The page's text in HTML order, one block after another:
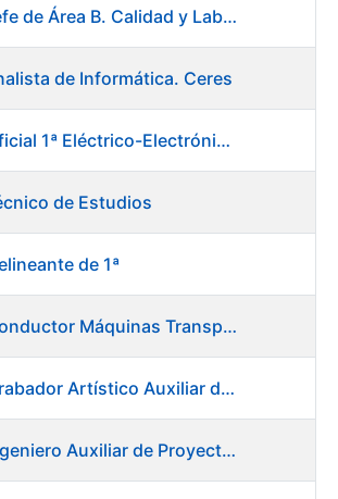
OE 12/26 - Jefe de Área B. Calidad y Laboratorio
de Informática. Ceres
OE 26/25 - Oficial 1ª Eléctrico-Electrónico. Fábrica de Papel
de Estudios
de 1ª
OE 09/26 - Conductor Máquinas Transportadoras Elevadoras. Fábrica de Papel
OE 04/26 - Grabador Artístico Auxiliar de Originales
OE 07/26 - Ingeniero Auxiliar de Proyectos. Ceres